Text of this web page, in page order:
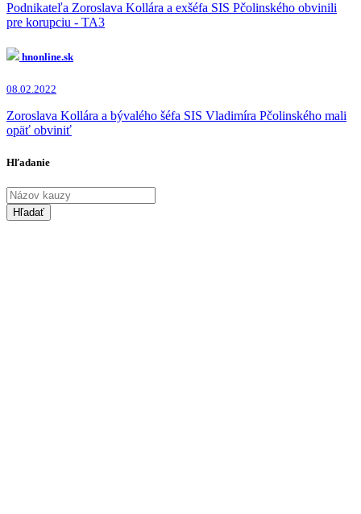
Podnikateľa Zoroslava Kollára a exšéfa SIS Pčolinského obvinili
pre korupciu - TA3
hnonline.sk
08.02.2022
Zoroslava Kollára a bývalého šéfa SIS Vladimíra Pčolinského mali
opäť obviniť
Hľadanie